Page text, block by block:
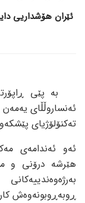
ئێران هۆشداریی
بە پێی
ئەنساروڵڵای
تەکنۆلۆژیای
ئەو ئەندامەی
هێرشە درۆنی و
ڕوبەڕوبونەوەش